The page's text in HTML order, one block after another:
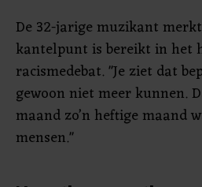
De 32-jarige muzikant
kantelpunt is bereikt in het
racismedebat. "Je ziet dat
gewoon niet meer kunnen.
maand zo’n heftige maand
mensen."